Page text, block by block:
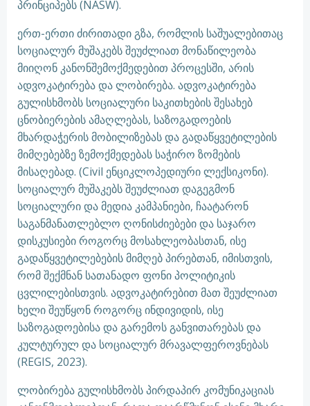
პრინციპებს (NASW).
ერთ-ერთი ძირითადი გზა, რომლის საშუალებითაც
სოციალურ მუშაკებს შეუძლიათ მონაწილეობა
მიიღონ კანონშემოქმედებით პროცესში, არის
ადვოკატირება და ლობირება. ადვოკატირება
გულისხმობს სოციალური საკითხების შესახებ
ცნობიერების ამაღლებას, საზოგადოების
მხარდაჭერის მობილიზებას და გადაწყვეტილების
მიმღებებზე ზემოქმედებას საჭირო ზომების
მისაღებად. (Civil ენციკლოპედიური ლექსიკონი).
სოციალურ მუშაკებს შეუძლიათ დაგეგმონ
სოციალური და მედია კამპანიები, ჩაატარონ
საგანმანათლებლო ღონისძიებები და საჯარო
დისკუსიები როგორც მოსახლეობასთან, ისე
გადაწყვეტილებების მიმღებ პირებთან, იმისთვის,
რომ შექმნან სათანადო ფონი პოლიტიკის
ცვლილებისთვის. ადვოკატირებით მათ შეუძლიათ
ხელი შეუწყონ როგორც ინდივიდის, ისე
საზოგადოებისა და გარემოს განვითარებას და
კულტურულ და სოციალურ მრავალფეროვნებას
(REGIS, 2023).
ლობირება გულისხმობს პირდაპირ კომუნიკაციას